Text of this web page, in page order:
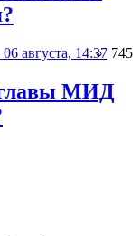
06 августа, 14:37 745
главы МИД